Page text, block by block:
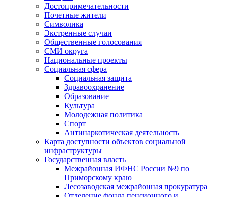
Достопримечательности
Почетные жители
Символика
Экстренные случаи
Общественные голосования
СМИ округа
Национальные проекты
Социальная сфера
Социальная защита
Здравоохранение
Образование
Культура
Молодежная политика
Спорт
Антинаркотическая деятельность
Карта доступности объектов социальной
инфраструктуры
Государственная власть
Межрайонная ИФНС России №9 по
Приморскому краю
Лесозаводская межрайонная прокуратура